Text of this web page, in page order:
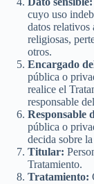
cuyo uso
datos
religiosas,
otros.
Encargado
pública o
realice el
responsable
Responsable
pública o
decida sobre
Titular:
Tratamiento.
Tratamiento: